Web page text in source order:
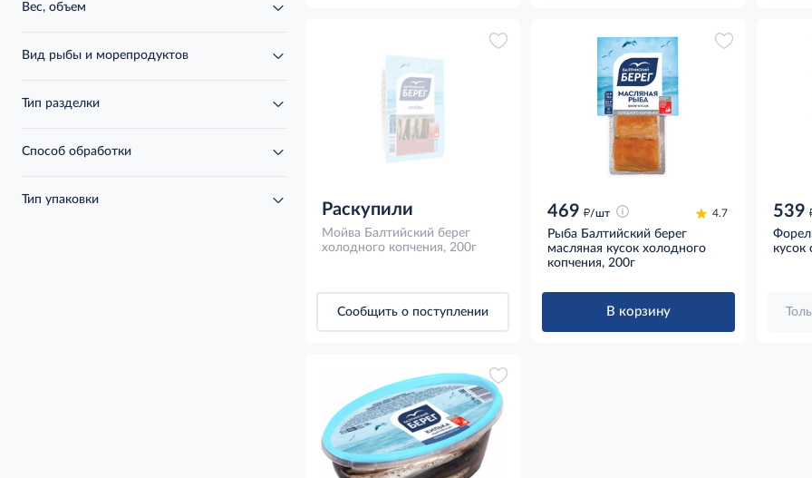
Вес, объем
Вид рыбы и морепродуктов
Тип разделки
Способ обработки
Тип упаковки
Раскупили
Мойва Балтийский берег
холодного копчения, 200г
Сообщить о поступлении
469 д/шт 4.7
Рыба Балтийский берег
масляная кусок холодного
копчения, 200г
В корзину
539
кусок